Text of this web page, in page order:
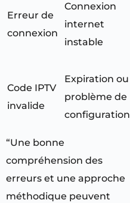
Erreur de
connexion
Connexion
internet
instable
Code IPTV
invalide
Expiration ou
problème de
configuration
“Une bonne
compréhension des
erreurs et une approche
méthodique peuvent